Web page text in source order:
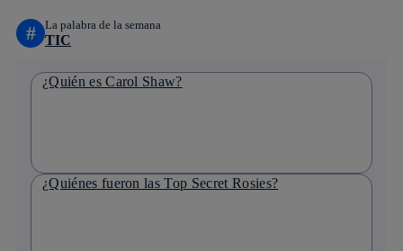
# La palabra de la semana
TIC
¿Quién es Carol Shaw?
¿Quiénes fueron las Top Secret Rosies?